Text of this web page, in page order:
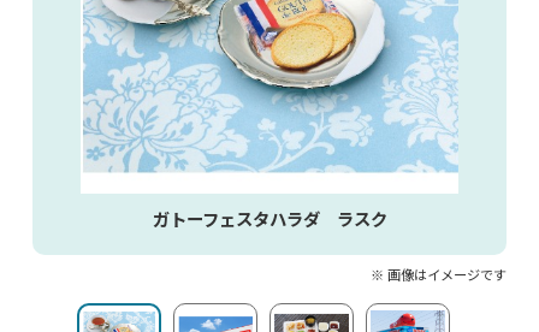
ガトーフェスタハラダ ラスク
※ 画像はイメージです